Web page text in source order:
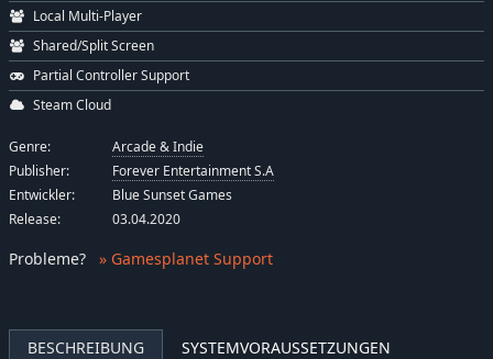
BESCHREIBUNG
SYSTEMVORAUSSETZUNGEN
Local Multi-Player
Shared/Split Screen
Partial Controller Support
Steam Cloud
Genre:
Arcade & Indie
Publisher:
Forever Entertainment S.A
Entwickler:
Blue Sunset Games
Release:
03.04.2020
Probleme? » Gamesplanet Support